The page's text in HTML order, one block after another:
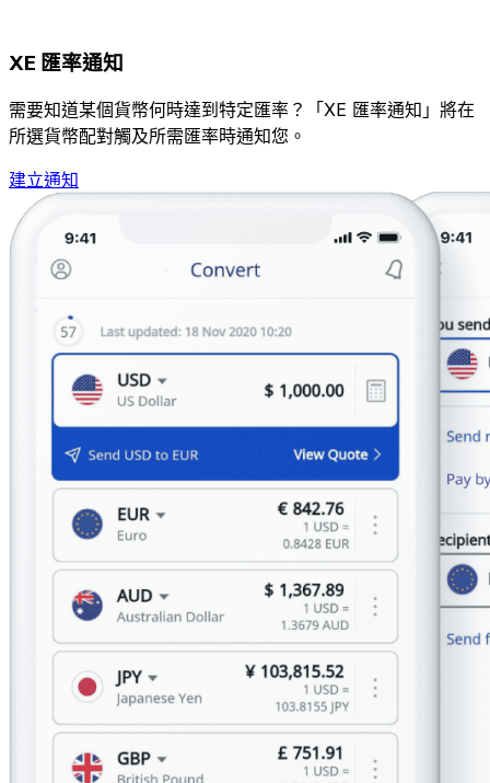
XE 匯率通知
需要知道某個貨幣何時達到特定匯率？「XE 匯率通知」將在
所選貨幣配對觸及所需匯率時通知您。
建立通知